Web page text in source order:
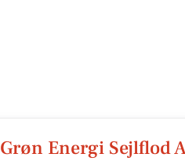
Grøn Energi Sejlflod